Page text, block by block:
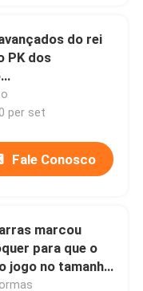
do rei
PK dos
de engano
per set
Fale Conosco
marcou
para que o
jogo no tamanho
do pôquer